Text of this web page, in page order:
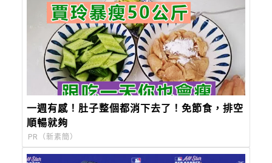
一週有感！肚子整個都消下去了！免節食，排空
順暢就夠
PR（新素簡）